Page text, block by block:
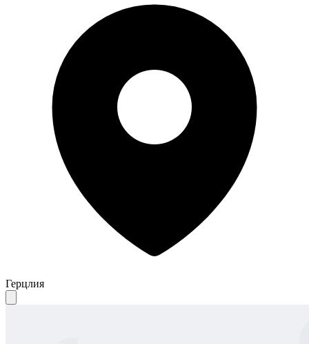
Герцлия